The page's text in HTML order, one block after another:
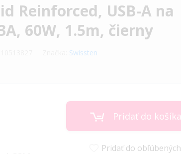
Reinforced, USB-A na
60W, 1.5m, čierny
Swissten
Pridať do košíka
Pridať do obľúbených